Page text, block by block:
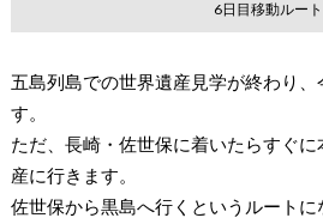
6日目移動ルート
五島列島での世界遺産見学が終わり
す。
ただ、長崎・佐世保に着いたらすぐ
産に行きます。
佐世保から黒島へ行くというルートに